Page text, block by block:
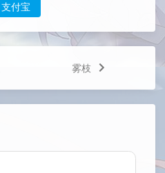
支付宝
雾枝